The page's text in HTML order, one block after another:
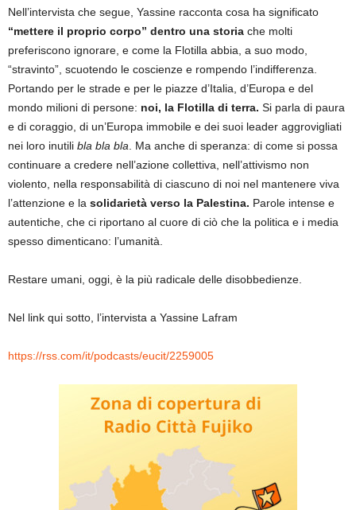
Nell’intervista che segue, Yassine racconta cosa ha significato
“mettere il proprio corpo” dentro una storia che molti
preferiscono ignorare, e come la Flotilla abbia, a suo modo,
“stravinto”, scuotendo le coscienze e rompendo l’indifferenza.
Portando per le strade e per le piazze d’Italia, d’Europa e del
mondo milioni di persone: noi, la Flotilla di terra. Si parla di paura
e di coraggio, di un’Europa immobile e dei suoi leader aggrovigliati
nei loro inutili bla bla bla. Ma anche di speranza: di come si possa
continuare a credere nell’azione collettiva, nell’attivismo non
violento, nella responsabilità di ciascuno di noi nel mantenere viva
l’attenzione e la solidarietà verso la Palestina. Parole intense e
autentiche, che ci riportano al cuore di ciò che la politica e i media
spesso dimenticano: l’umanità.
Restare umani, oggi, è la più radicale delle disobbedienze.
Nel link qui sotto, l’intervista a Yassine Lafram
https://rss.com/it/podcasts/eucit/2259005